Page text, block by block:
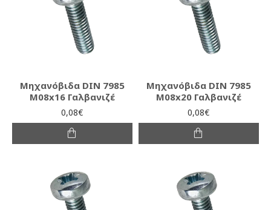
Μηχανόβιδα DIN 7985
M08x16 Γαλβανιζέ
0,08€
Μηχανόβιδα DIN 7985
M08x20 Γαλβανιζέ
0,08€